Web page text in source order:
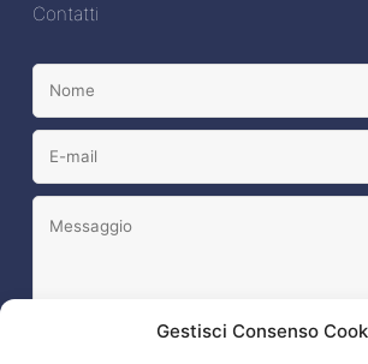
Gestisci Consenso
Contatti